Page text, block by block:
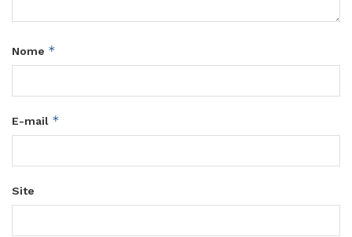
Nome *
E-mail *
Site